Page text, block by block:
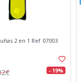
2 en 1 Ref 07003
- 19%